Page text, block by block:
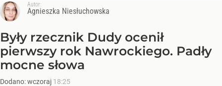
Autor:
Agnieszka Niesłuchowska
Były rzecznik Dudy ocenił
pierwszy rok Nawrockiego. Padły
mocne słowa
Dodano:wczoraj 18:25